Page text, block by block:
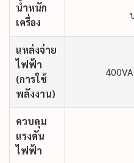
น้ำหนัก
เครื่อง
แหล่งจ่าย
ไฟฟ้า
(การใช้
พลังงาน)
ควบคุม
แรงดัน
ไฟฟ้า